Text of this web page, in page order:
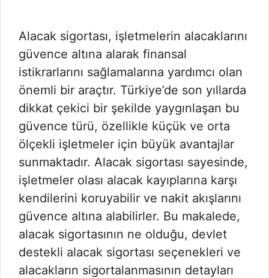
Alacak sigortası, işletmelerin alacaklarını
güvence altına alarak finansal
istikrarlarını sağlamalarına yardımcı olan
önemli bir araçtır. Türkiye’de son yıllarda
dikkat çekici bir şekilde yaygınlaşan bu
güvence türü, özellikle küçük ve orta
ölçekli işletmeler için büyük avantajlar
sunmaktadır. Alacak sigortası sayesinde,
işletmeler olası alacak kayıplarına karşı
kendilerini koruyabilir ve nakit akışlarını
güvence altına alabilirler. Bu makalede,
alacak sigortasının ne olduğu, devlet
destekli alacak sigortası seçenekleri ve
alacakların sigortalanmasının detayları